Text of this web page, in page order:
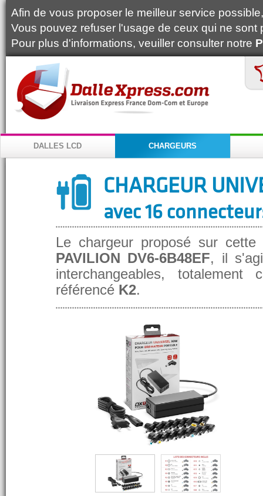
Afin de vous proposer le meilleur service
Vous pouvez refuser l'usage de ceux qui ne
Pour plus d'informations, veuiller consulter notre
DALLES LCD CHARGEURS
CHARGEUR
avec 16
Le chargeur proposé sur
PAVILION DV6-6B48EF, il
interchangeables,
référencé K2.